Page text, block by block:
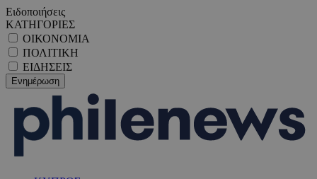
Ειδοποιήσεις
ΚΑΤΗΓΟΡΙΕΣ
ΟΙΚΟΝΟΜΙΑ
ΠΟΛΙΤΙΚΗ
ΕΙΔΗΣΕΙΣ